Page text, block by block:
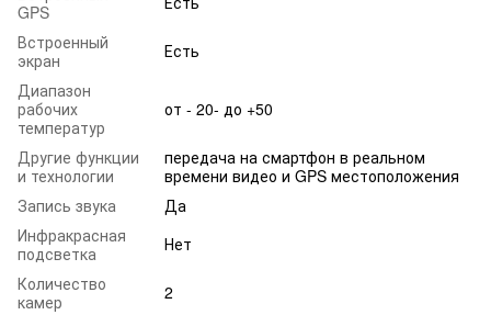
GPS
Встроенный
экран
Есть
Диапазон
рабочих
температур
от - 20- до +50
Другие функции
и технологии
передача на смартфон в реальном
времени видео и GPS местоположения
Запись звука
Да
Инфракрасная
подсветка
Нет
Количество
камер
2